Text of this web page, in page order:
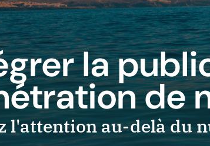
la
de
l'attention au-delà du